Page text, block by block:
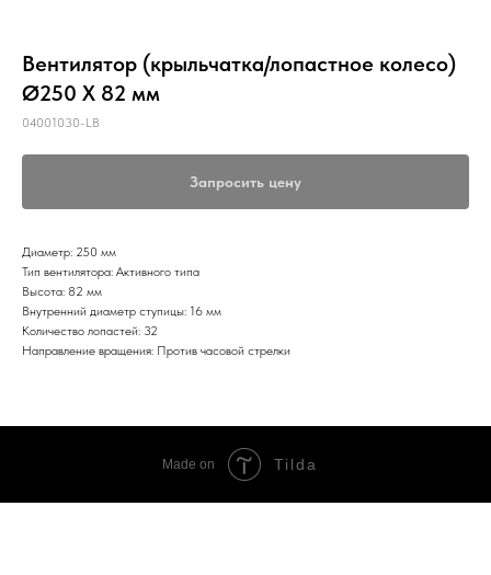
Вентилятор (крыльчатка/лопастное колесо)
Ø250 X 82 мм
04001030-LB
Запросить цену
Диаметр: 250 мм
Тип вентилятора: Активного типа
Высота: 82 мм
Внутренний диаметр ступицы: 16 мм
Количество лопастей: 32
Направление вращения: Против часовой стрелки
Made on Tilda